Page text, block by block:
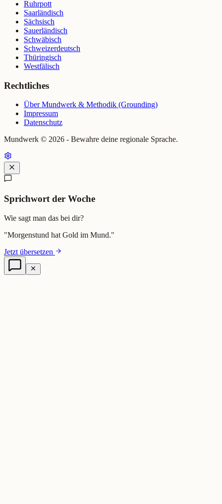
Ruhrpott
Saarländisch
Sächsisch
Sauerländisch
Schwäbisch
Schweizerdeutsch
Thüringisch
Westfälisch
Rechtliches
Über Mundwerk & Methodik (Grounding)
Impressum
Datenschutz
Mundwerk © 2026 - Bewahre deine regionale Sprache.
Sprichwort der Woche
Wie sagt man das bei dir?
"Morgenstund hat Gold im Mund."
Jetzt übersetzen